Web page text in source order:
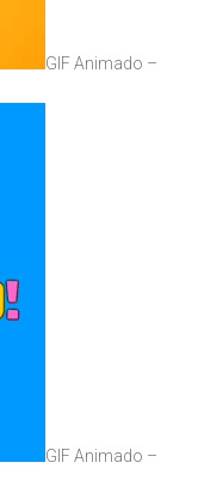
GIF Animado –
GIF Animado –